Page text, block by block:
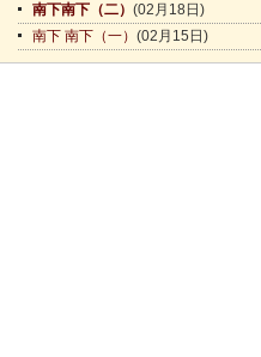
南下南下（二） (02月18日)
南下 南下（一） (02月15日)